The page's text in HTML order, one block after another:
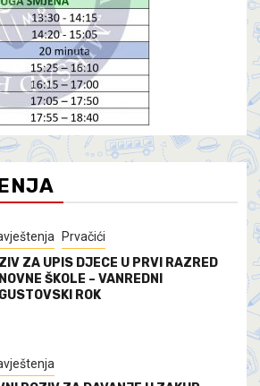
Prvačići
ZA UPIS DJECE U PRVI RAZRED
ŠKOLE – VANREDNI
ROK